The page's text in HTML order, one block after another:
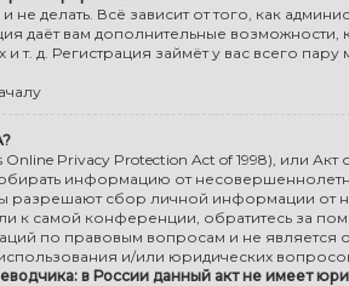
не делать. Всё зависит от того, как
даёт вам дополнительные
и т. д. Регистрация займёт у вас всего
Online Privacy Protection Act of 1998), или
информацию от
разрешают сбор личной информации от
к самой конференции, обратитесь за
по правовым вопросам и не
и/или юридических
в России данный акт не имеет